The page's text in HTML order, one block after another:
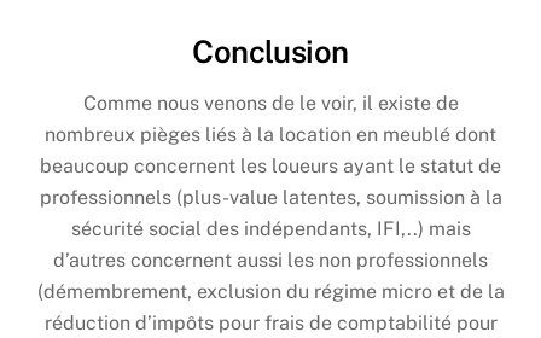
Conclusion
Comme nous venons de le voir, il existe de
nombreux pièges liés à la location en meublé dont
beaucoup concernent les loueurs ayant le statut de
professionnels (plus-value latentes, soumission à la
sécurité social des indépendants, IFI,..) mais
d’autres concernent aussi les non professionnels
(démembrement, exclusion du régime micro et de la
réduction d’impôts pour frais de comptabilité pour